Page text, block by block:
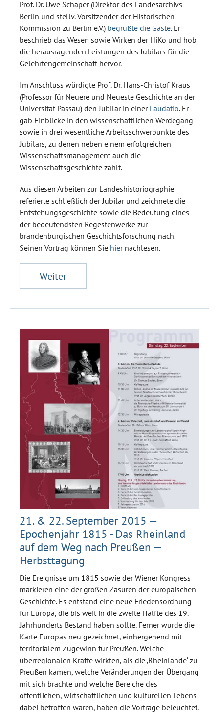
Prof. Dr. Uwe Schaper (Direktor des Landesarchivs
Berlin und stellv. Vorsitzender der Historischen
Kommission zu Berlin e.V.) begrüßte die Gäste. Er
beschrieb das Wesen sowie Wirken der HiKo und hob
die herausragenden Leistungen des Jubilars für die
Gelehrtengemeinschaft hervor.
Im Anschluss würdigte Prof. Dr. Hans-Christof Kraus
(Professor für Neuere und Neueste Geschichte an der
Universität Passau) den Jubilar in einer Laudatio. Er
gab Einblicke in den wissenschaftlichen Werdegang
sowie in drei wesentliche Arbeitsschwerpunkte des
Jubilars, zu denen neben einem erfolgreichen
Wissenschaftsmanagement auch die
Wissenschaftsgeschichte zählt.
Aus diesen Arbeiten zur Landeshistoriographie
referierte schließlich der Jubilar und zeichnete die
Entstehungsgeschichte sowie die Bedeutung eines
der bedeutendsten Regestenwerke zur
brandenburgischen Geschichtsforschung nach.
Seinen Vortrag können Sie hiernachlesen.
Weiter
21. & 22. September 2015 —
Epochenjahr 1815 - Das Rheinland
auf dem Weg nach Preußen —
Herbsttagung
Die Ereignisse um 1815 sowie der Wiener Kongress
markieren eine der großen Zäsuren der europäischen
Geschichte. Es entstand eine neue Friedensordnung
für Europa, die bis weit in die zweite Hälfte des 19.
Jahrhunderts Bestand haben sollte. Ferner wurde die
Karte Europas neu gezeichnet, einhergehend mit
territorialem Zugewinn für Preußen. Welche
überregionalen Kräfte wirkten, als die ‚Rheinlande‘ zu
Preußen kamen, welche Veränderungen der Übergang
mit sich brachte und welche Bereiche des
öffentlichen, wirtschaftlichen und kulturellen Lebens
dabei betroffen waren, haben die Vorträge beleuchtet.